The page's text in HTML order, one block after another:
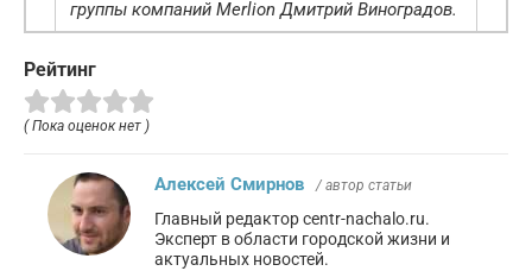
группы компаний Merlion Дмитрий Виноградов.
Рейтинг
( Пока оценок нет )
Алексей Смирнов / автор статьи
Главный редактор centr-nachalo.ru.
Эксперт в области городской жизни и
актуальных новостей.